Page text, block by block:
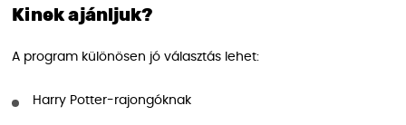
Kinek ajánljuk?
A program különösen jó választás lehet:
Harry Potter-rajongóknak